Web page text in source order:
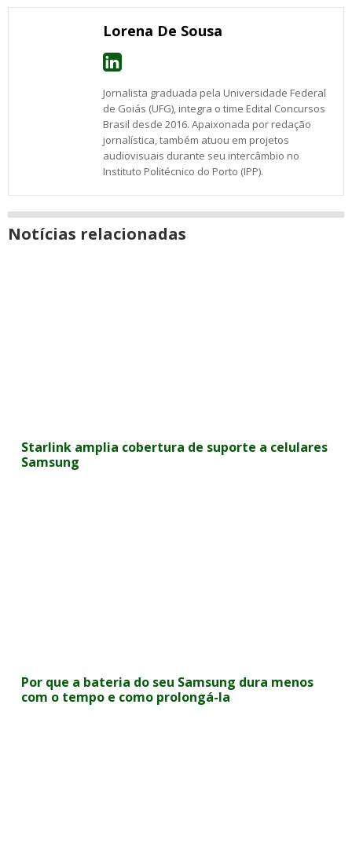
Lorena De Sousa
Jornalista graduada pela Universidade Federal
de Goiás (UFG), integra o time Edital Concursos
Brasil desde 2016. Apaixonada por redação
jornalística, também atuou em projetos
audiovisuais durante seu intercâmbio no
Instituto Politécnico do Porto (IPP).
Notícias relacionadas
Starlink amplia cobertura de suporte a celulares
Samsung
Por que a bateria do seu Samsung dura menos
com o tempo e como prolongá-la